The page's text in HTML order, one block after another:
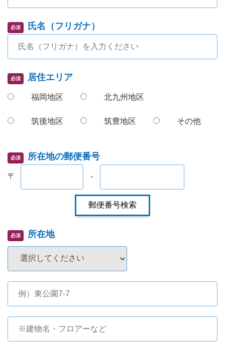
必須 氏名（フリガナ）
必須 居住エリア
福岡地区 北九州地区
筑後地区 筑豊地区 その他
必須 所在地の郵便番号
〒 -
必須 所在地